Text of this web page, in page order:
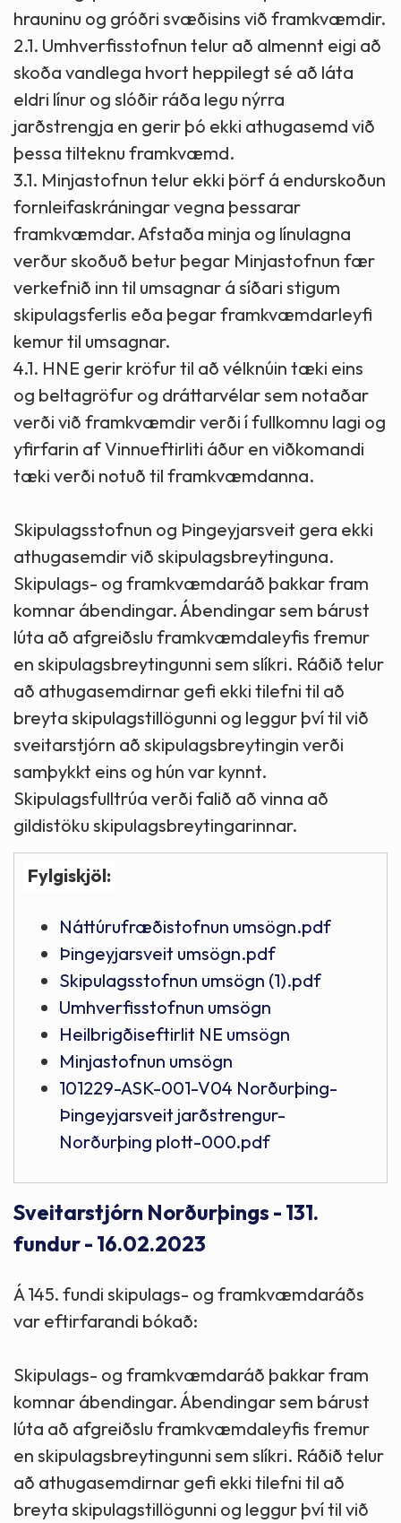
hrauninu og gróðri svæðisins við framkvæmdir.
2.1. Umhverfisstofnun telur að almennt eigi að
skoða vandlega hvort heppilegt sé að láta
eldri línur og slóðir ráða legu nýrra
jarðstrengja en gerir þó ekki athugasemd við
þessa tilteknu framkvæmd.
3.1. Minjastofnun telur ekki þörf á endurskoðun
fornleifaskráningar vegna þessarar
framkvæmdar. Afstaða minja og línulagna
verður skoðuð betur þegar Minjastofnun fær
verkefnið inn til umsagnar á síðari stigum
skipulagsferlis eða þegar framkvæmdarleyfi
kemur til umsagnar.
4.1. HNE gerir kröfur til að vélknúin tæki eins
og beltagröfur og dráttarvélar sem notaðar
verði við framkvæmdir verði í fullkomnu lagi og
yfirfarin af Vinnueftirliti áður en viðkomandi
tæki verði notuð til framkvæmdanna.
Skipulagsstofnun og Þingeyjarsveit gera ekki
athugasemdir við skipulagsbreytinguna.
Skipulags- og framkvæmdaráð þakkar fram
komnar ábendingar. Ábendingar sem bárust
lúta að afgreiðslu framkvæmdaleyfis fremur
en skipulagsbreytingunni sem slíkri. Ráðið telur
að athugasemdirnar gefi ekki tilefni til að
breyta skipulagstillögunni og leggur því til við
sveitarstjórn að skipulagsbreytingin verði
samþykkt eins og hún var kynnt.
Skipulagsfulltrúa verði falið að vinna að
gildistöku skipulagsbreytingarinnar.
Fylgiskjöl:
Náttúrufræðistofnun umsögn.pdf
Þingeyjarsveit umsögn.pdf
Skipulagsstofnun umsögn (1).pdf
Umhverfisstofnun umsögn
Heilbrigðiseftirlit NE umsögn
Minjastofnun umsögn
101229-ASK-001-V04 Norðurþing-
Þingeyjarsveit jarðstrengur-
Norðurþing plott-000.pdf
Sveitarstjórn Norðurþings - 131.
fundur - 16.02.2023
Á 145. fundi skipulags- og framkvæmdaráðs
var eftirfarandi bókað:
Skipulags- og framkvæmdaráð þakkar fram
komnar ábendingar. Ábendingar sem bárust
lúta að afgreiðslu framkvæmdaleyfis fremur
en skipulagsbreytingunni sem slíkri. Ráðið telur
að athugasemdirnar gefi ekki tilefni til að
breyta skipulagstillögunni og leggur því til við